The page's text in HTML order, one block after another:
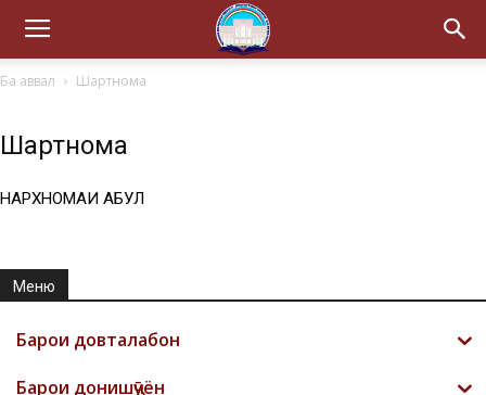
Ба аввал Шартнома
Шартнома
НАРХНОМАИ ҚАБУЛ
Меню
Барои довталабон
Барои донишҷӯён